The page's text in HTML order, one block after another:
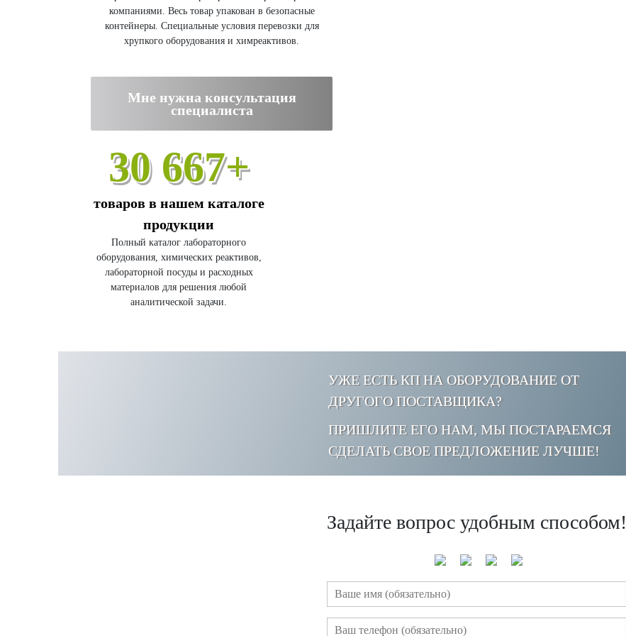
компаниями. Весь товар упакован в безопасные
контейнеры. Специальные условия перевозки для
хрупкого оборудования и химреактивов.
Мне нужна консультация
специалиста
30 667+
товаров в нашем каталоге
продукции
Полный каталог лабораторного
оборудования, химических реактивов,
лабораторной посуды и расходных
материалов для решения любой
аналитической задачи.
УЖЕ ЕСТЬ КП НА ОБОРУДОВАНИЕ ОТ
ДРУГОГО ПОСТАВЩИКА?
ПРИШЛИТЕ ЕГО НАМ, МЫ ПОСТАРАЕМСЯ
СДЕЛАТЬ СВОЕ ПРЕДЛОЖЕНИЕ ЛУЧШЕ!
Задайте вопрос удобным способом!